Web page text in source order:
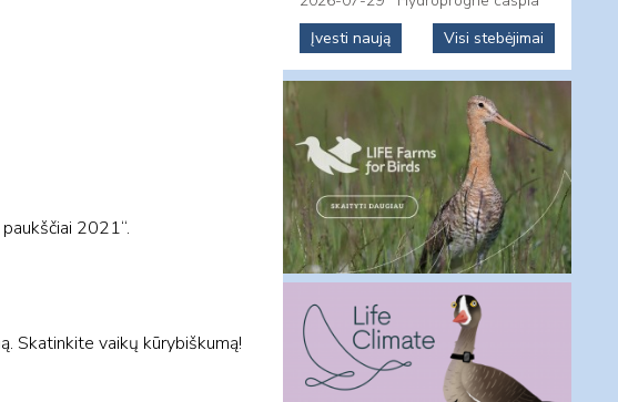
2021“.
Skatinkite vaikų kūrybiškumą!
Įvesti naują
Visi stebėjimai